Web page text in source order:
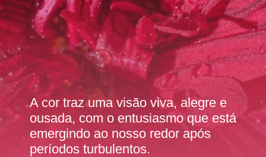
A cor traz uma visão viva, alegre e
ousada, com o entusiasmo que está
emergindo ao nosso redor após
períodos turbulentos.